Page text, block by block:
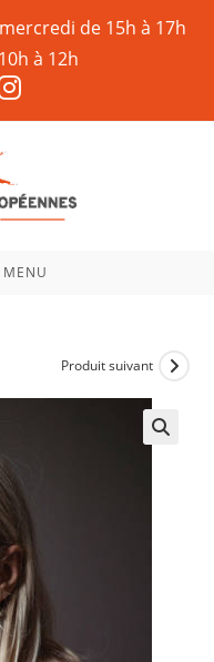
de 15h à 17h
à 12h
MENU
Produit suivant